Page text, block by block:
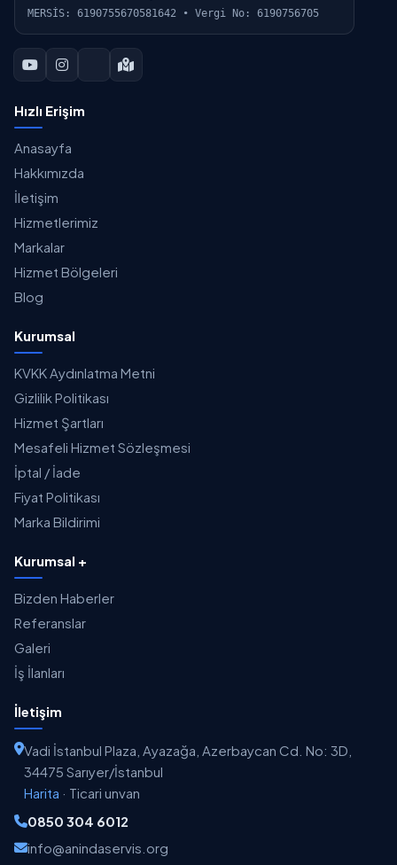
MERSİS: 6190755670581642 • Vergi No: 6190756705
Hızlı Erişim
Anasayfa
Hakkımızda
İletişim
Hizmetlerimiz
Markalar
Hizmet Bölgeleri
Blog
Kurumsal
KVKK Aydınlatma Metni
Gizlilik Politikası
Hizmet Şartları
Mesafeli Hizmet Sözleşmesi
İptal / İade
Fiyat Politikası
Marka Bildirimi
Kurumsal +
Bizden Haberler
Referanslar
Galeri
İş İlanları
İletişim
Vadi İstanbul Plaza, Ayazağa, Azerbaycan Cd. No: 3D,
34475 Sarıyer/İstanbul
Harita · Ticari unvan
0850 304 6012
info@anindaservis.org